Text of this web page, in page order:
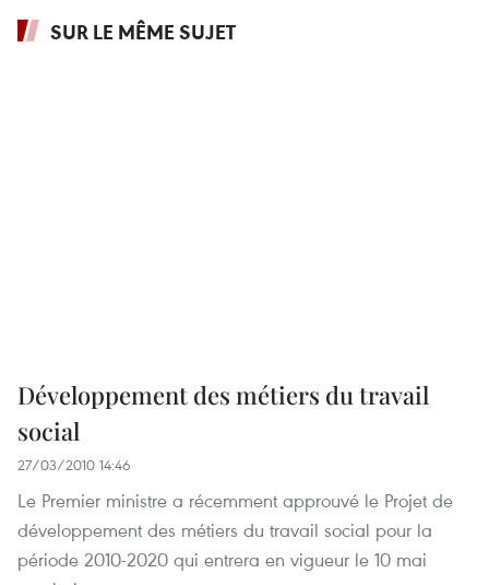
SUR LE MÊME SUJET
Développement des métiers du travail
social
27/03/2010 14:46
Le Premier ministre a récemment approuvé le Projet de
développement des métiers du travail social pour la
période 2010-2020 qui entrera en vigueur le 10 mai